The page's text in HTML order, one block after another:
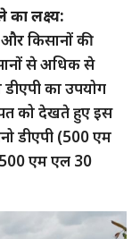
लक्ष्य:
किसानों की
से अधिक से
का उपयोग
को देखते हुए इस
डीएपी (500 एम
500 एम एल 30